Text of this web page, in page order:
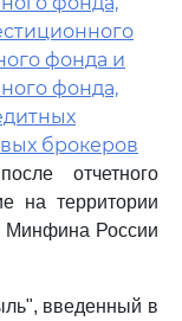
фонда и
фонда,
брокеров
отчетного
на территории
Минфина России
введенный в